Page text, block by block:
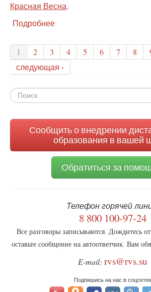
Красная Весна.
Подробнее
издатель:
общество
должно
узнать
подлогах
1 2 3 4 5 6 7 8
следующая ›
Форма
Сообщить о внедрении
образования в вашей
Обратиться за
Телефон горячей
8 800 100-97-24
Все разговоры записываются. Дождитесь
оставьте сообщение на автоответчик. Вам
E-mail: rvs@rvs.su
Подпишись на нас в соцсетях